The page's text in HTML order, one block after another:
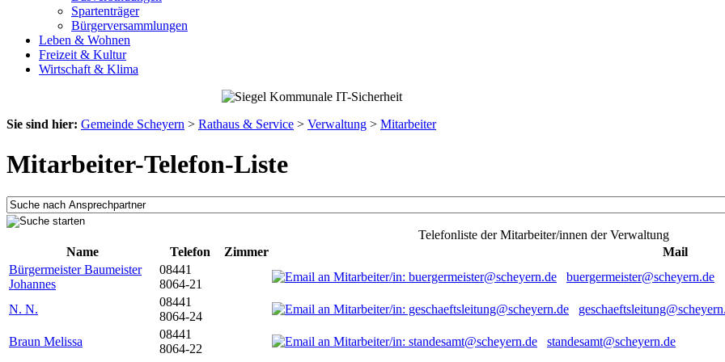
Spartenträger
Bürgerversammlungen
Leben & Wohnen
Freizeit & Kultur
Wirtschaft & Klima
Sie sind hier: Gemeinde Scheyern > Rathaus & Service > Verwaltung > Mitarbeiter
Mitarbeiter-Telefon-Liste
Telefonliste der Mitarbeiter/innen der Verwaltung
Name
Telefon Zimmer
Mail
Bürgermeister Baumeister
Johannes
08441
8064-21
buergermeister@scheyern.de
N. N.
08441
8064-24
Braun Melissa
08441
8064-22
standesamt@scheyern.de